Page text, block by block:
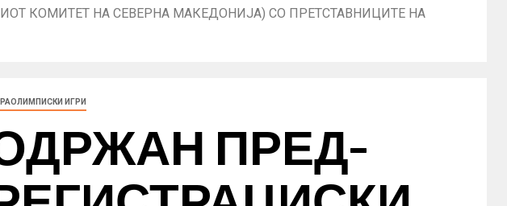
КОМИТЕТ НА СЕВЕРНА МАКЕДОНИЈА) СО ПРЕТСТАВНИЦИТЕ НА
ИГРИ
ПРЕД-